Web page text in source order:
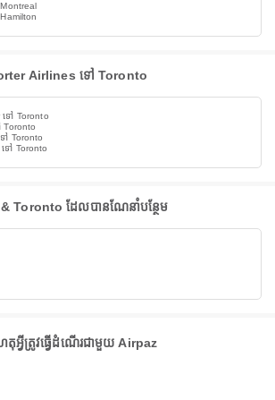
Airlines ទៅ Toronto
ទៅ Toronto
Toronto
ៅ Toronto
ៅ Toronto
Toronto ដែលបានណែនាំបន្ថែម
តុអ្វីត្រូវធ្វើដំណើរជាមួយ Airpaz